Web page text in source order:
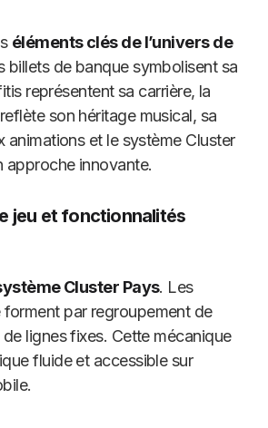
éléments clés de l’univers de
billets de banque symbolisent sa
représentent sa carrière, la
son héritage musical, sa
animations et le système Cluster
approche innovante.
jeu et fonctionnalités
Cluster Pays. Les
forment par regroupement de
lignes fixes. Cette mécanique
fluide et accessible sur